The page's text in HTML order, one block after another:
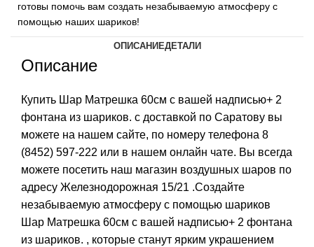
готовы помочь вам создать незабываемую атмосферу с
помощью наших шариков!
ОПИСАНИЕДЕТАЛИ
Описание
Купить Шар Матрешка 60см с вашей надписью+ 2
фонтана из шариков. с доставкой по Саратову вы
можете на нашем сайте, по номеру телефона 8
(8452) 597-222 или в нашем онлайн чате. Вы всегда
можете посетить наш магазин воздушных шаров по
адресу Железнодорожная 15/21 .Создайте
незабываемую атмосферу с помощью шариков
Шар Матрешка 60см с вашей надписью+ 2 фонтана
из шариков. , которые станут ярким украшением